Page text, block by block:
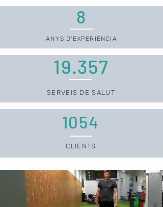
8
ANYS D'EXPERIÈNCIA
19.357
SERVEIS DE SALUT
1054
CLIENTS